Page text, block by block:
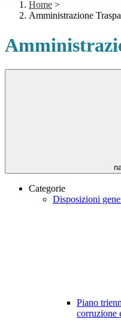
Home >
Amministrazione
Categorie
Disposizioni
Piano
corruzione